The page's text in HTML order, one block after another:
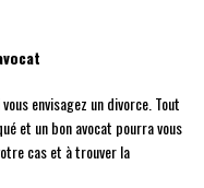
envisagez un divorce. Tout
et un bon avocat pourra vous
cas et à trouver la